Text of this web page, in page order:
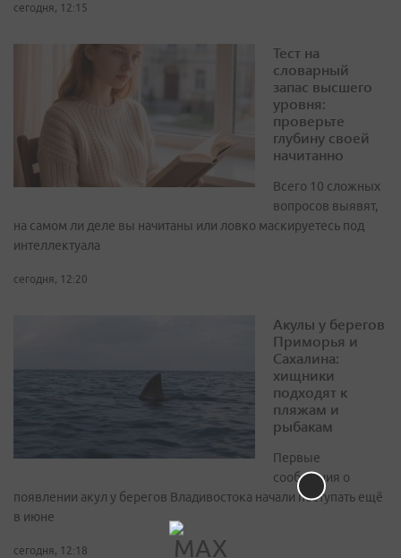
сегодня, 12:15
Тест на
словарный
запас высшего
уровня:
проверьте
глубину своей
начитанно
Всего 10 сложных
вопросов выявят,
на самом ли деле вы начитаны или ловко маскируетесь под
интеллектуала
сегодня, 12:20
Акулы у берегов
Приморья и
Сахалина:
хищники
подходят к
пляжам и
рыбакам
Первые
сообщения о
появлении акул у берегов Владивостока начали поступать ещё
в июне
сегодня, 12:18